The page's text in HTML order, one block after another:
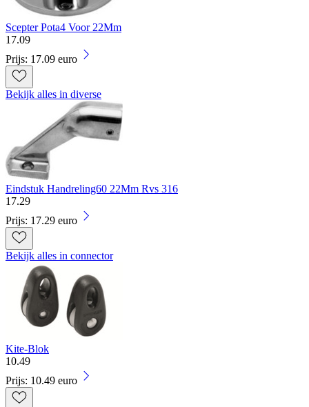
Scepter Pota4 Voor 22Mm
17.09
Prijs: 17.09 euro
Bekijk alles in diverse
Eindstuk Handreling60 22Mm Rvs 316
17.29
Prijs: 17.29 euro
Bekijk alles in connector
Kite-Blok
10.49
Prijs: 10.49 euro